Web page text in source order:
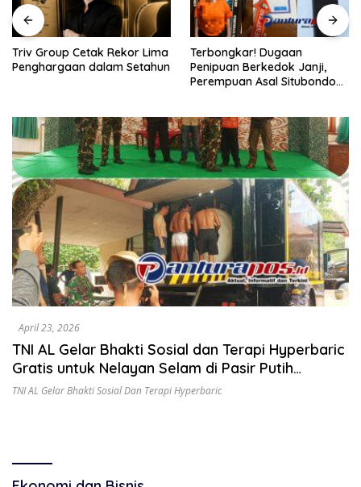
Triv Group Cetak Rekor Lima
Penghargaan dalam Setahun
Terbongkar! Dugaan
Penipuan Berkedok Janji,
Perempuan Asal Situbondo
April 23, 2026
TNI AL Gelar Bhakti Sosial dan Terapi Hyperbaric
Gratis untuk Nelayan Selam di Pasir Putih
Situbondo
TNI AL Gelar Bhakti Sosial Dan Terapi Hyperbaric